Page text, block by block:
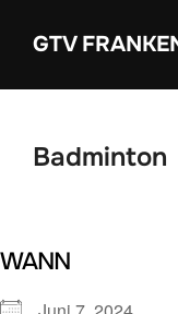
InhaltGTV
Badminton
WANN